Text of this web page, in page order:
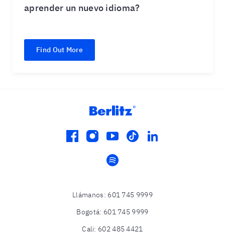
aprender un nuevo idioma?
Find Out More
facebook
instagram
youtube
tiktoklinkedin
spotify
Llámanos: 601 745 9999
Bogotá: 601 745 9999
Cali: 602 485 4421